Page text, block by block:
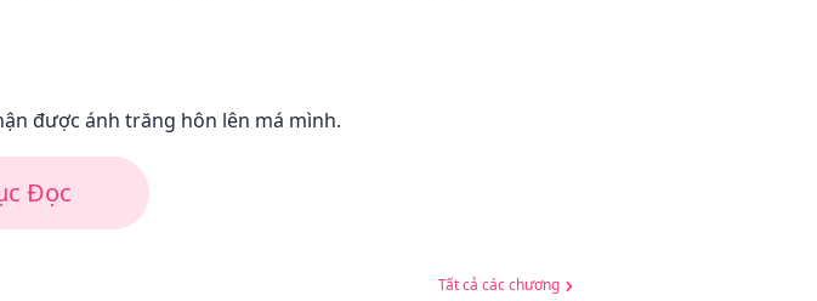
được ánh trăng hôn lên má mình.
Đọc
Tất cả các chương